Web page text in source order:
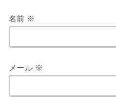
名前 ※
メール ※